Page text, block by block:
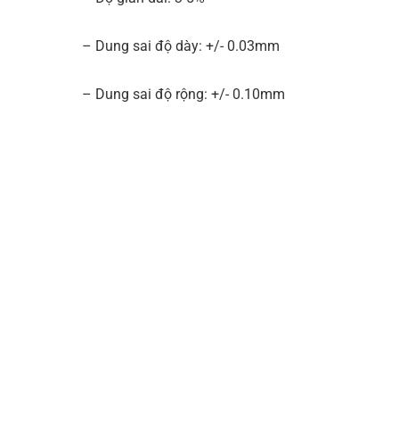
– Dung sai độ dày: +/- 0.03mm
– Dung sai độ rộng: +/- 0.10mm